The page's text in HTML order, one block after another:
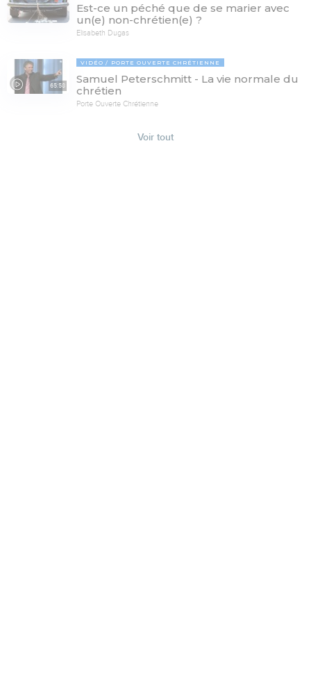
Est-ce un péché que de se marier avec
un(e) non-chrétien(e) ?
Elisabeth Dugas
65:58
VIDÉO PORTE OUVERTE CHRÉTIENNE
Samuel Peterschmitt - La vie normale du
chrétien
Porte Ouverte Chrétienne
Voir tout